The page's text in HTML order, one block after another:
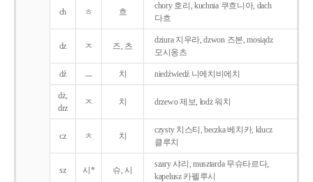
ch ㅎ 흐
chory 호리, kuchnia 쿠흐니아, dach
다흐
dz ㅈ 즈, 츠
dziura 지우라, dzwon 즈본, mosiądz
모시옹츠
dź ㅡ 치 niedźwiedź 니에치비에치
dż,
drz
ㅈ 치 drzewo 제보, łodż 워치
cz ㅊ 치
czysty 치스티, beczka 베치카, klucz
클루치
sz 시* 슈, 시
szary 샤리, musztarda 무슈타르다,
kapelusz 카펠루시